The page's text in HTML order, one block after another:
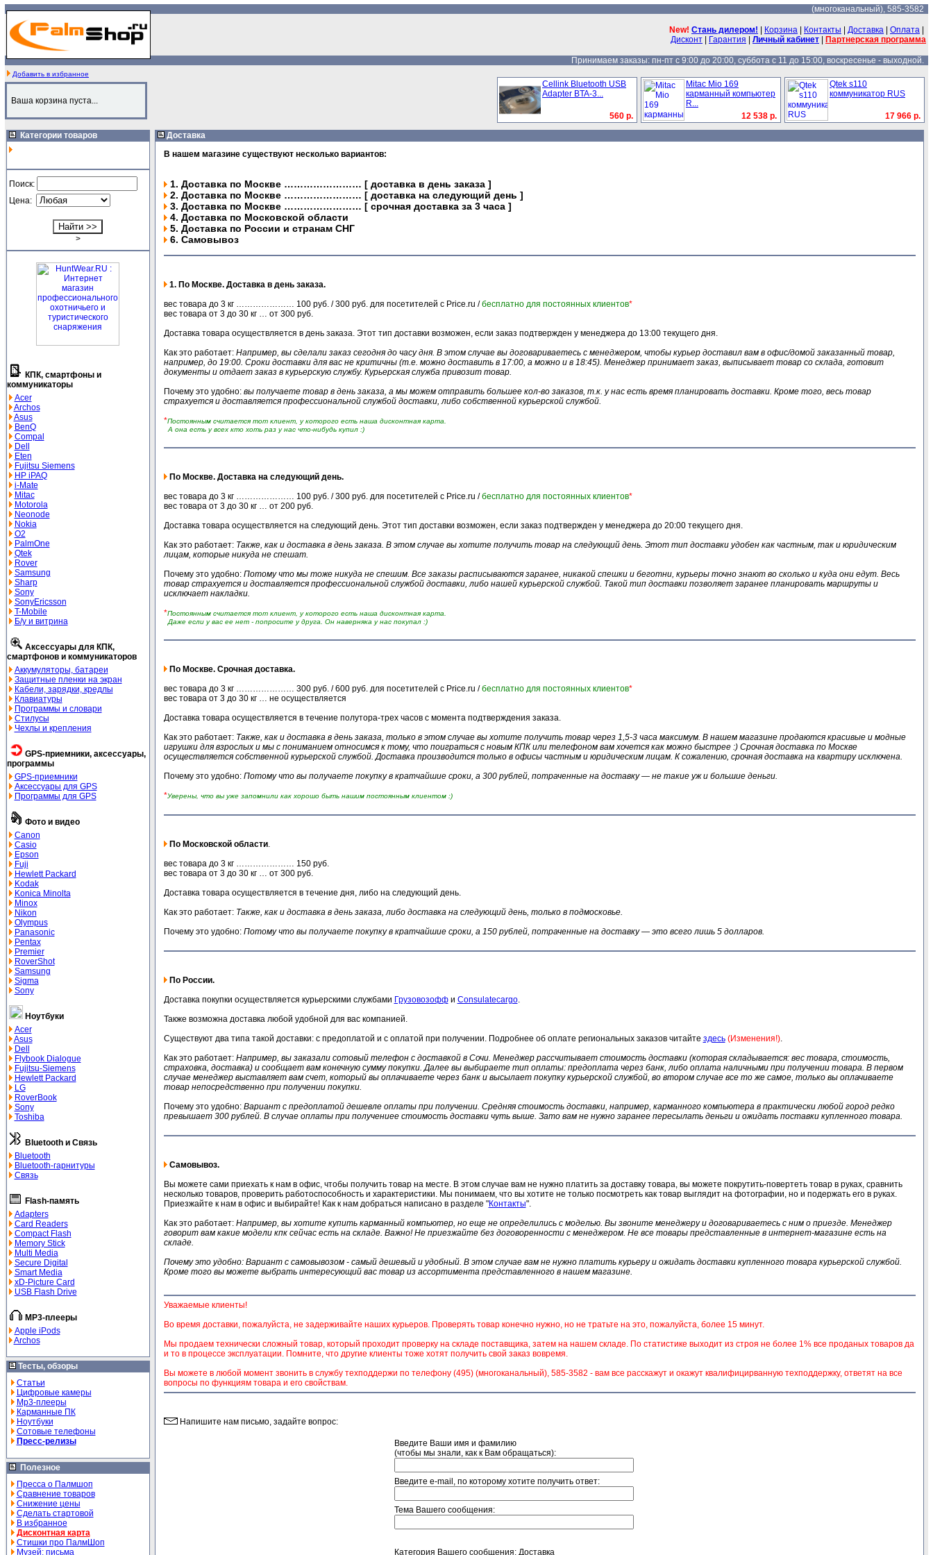
(многоканальный), 585-3582
New! Стань дилером! Корзина Контакты Доставка Оплата
Дисконт
Гарантия Личный кабинет Партнерская программа
Принимаем заказы: пн-пт с 9:00 до 20:00, суббота с 11 до 15:00, воскресенье - выходной.
Добавить в избранное
Ваша корзина пуста...
Категории товаров
Поиск:
Цена:
>
КПК, смартфоны и
коммуникаторы
Acer
Archos
Asus
BenQ
Compal
Dell
Eten
Fujitsu Siemens
HP iPAQ
i-Mate
Mitac
Motorola
Neonode
Nokia
O2
PalmOne
Qtek
Rover
Samsung
Sharp
Sony
SonyEricsson
T-Mobile
Б/у и витрина
Аксессуары для КПК,
смартфонов и коммуникаторов
Аккумуляторы, батареи
Защитные пленки на экран
Кабели, зарядки, кредлы
Клавиатуры
Программы и словари
Стилусы
Чехлы и крепления
GPS-приемники, аксессуары,
программы
GPS-приемники
Аксессуары для GPS
Программы для GPS
Фото и видео
Canon
Casio
Epson
Fuji
Hewlett Packard
Kodak
Konica Minolta
Minox
Nikon
Olympus
Panasonic
Pentax
Premier
RoverShot
Samsung
Sigma
Sony
Ноутбуки
Acer
Asus
Dell
Flybook Dialogue
Fujitsu-Siemens
Hewlett Packard
LG
RoverBook
Sony
Toshiba
Bluetooth и Связь
Bluetooth
Bluetooth-гарнитуры
Связь
Flash-память
Adapters
Card Readers
Compact Flash
Memory Stick
Multi Media
Secure Digital
Smart Media
xD-Picture Card
USB Flash Drive
MP3-плееры
Apple iPods
Archos
Тесты, обзоры
Статьи
Цифровые камеры
Mp3-плееры
Карманные ПК
Ноутбуки
Сотовые телефоны
Пресс-релизы
Полезное
Пресса о Палмшоп
Сравнение товаров
Снижение цены
Сделать стартовой
В избранное
Дисконтная карта
Стишки про ПалмШоп
Музей: письма
Cellink Bluetooth USB
Adapter BTA-3...
560 р.
Mitac Mio 169
карманный компьютер
R...
12 538 р.
Qtek s110
коммуникатор RUS
17 966 р.
Доставка
В нашем магазине существуют несколько вариантов:
1. Доставка по Москве …………………… [ доставка в день заказа ]
2. Доставка по Москве …………………… [ доставка на следующий день ]
3. Доставка по Москве …………………… [ срочная доставка за 3 часа ]
4. Доставка по Московской области
5. Доставка по России и странам СНГ
6. Самовывоз
1. По Москве. Доставка в день заказа.
вес товара до 3 кг ………………… 100 руб. / 300 руб. для посетителей с Price.ru /бесплатно для постоянных клиентов*
вес товара от 3 до 30 кг … от 300 руб.
Доставка товара осуществляется в день заказа. Этот тип доставки возможен, если заказ подтвержден у менеджера до 13:00 текущего дня.
Как это работает: Например, вы сделали заказ сегодня до часу дня. В этом случае вы договариваетесь с менеджером, чтобы курьер доставил вам в офис/домой заказанный товар,
например, до 19:00. Сроки доставки для вас не критичны (т.е. можно доставить в 17:00, а можно и в 18:45). Менеджер принимает заказ, выписывает товар со склада, готовит
документы и отдает заказ в курьерскую службу. Курьерская служба привозит товар.
Почему это удобно: вы получаете товар в день заказа, а мы можем отправить большее кол-во заказов, т.к. у нас есть время планировать доставки. Кроме того, весь товар
страхуется и доставляется профессиональной службой доставки, либо собственной курьерской службой.
*Постоянным считается тот клиент, у которого есть наша дисконтная карта.
А она есть у всех кто хоть раз у нас что-нибудь купил :)
По Москве. Доставка на следующий день.
вес товара до 3 кг ………………… 100 руб. / 300 руб. для посетителей с Price.ru /бесплатно для постоянных клиентов*
вес товара от 3 до 30 кг … от 200 руб.
Доставка товара осуществляется на следующий день. Этот тип доставки возможен, если заказ подтвержден у менеджера до 20:00 текущего дня.
Как это работает: Также, как и доставка в день заказа. В этом случае вы хотите получить товар на следующий день. Этот тип доставки удобен как частным, так и юридическим
лицам, которые никуда не спешат.
Почему это удобно: Потому что мы тоже никуда не спешим. Все заказы расписываются заранее, никакой спешки и беготни, курьеры точно знают во сколько и куда они едут. Весь
товар страхуется и доставляется профессиональной службой доставки, либо нашей курьерской службой. Такой тип доставки позволяет заранее планировать маршруты и
исключает накладки.
*Постоянным считается тот клиент, у которого есть наша дисконтная карта.
Даже если у вас ее нет - попросите у друга. Он наверняка у нас покупал :)
По Москве. Срочная доставка.
вес товара до 3 кг ………………… 300 руб. / 600 руб. для посетителей с Price.ru /бесплатно для постоянных клиентов*
вес товара от 3 до 30 кг … не осуществляется
Доставка товара осуществляется в течение полутора-трех часов с момента подтверждения заказа.
Как это работает: Также, как и доставка в день заказа, только в этом случае вы хотите получить товар через 1,5-3 часа максимум. В нашем магазине продаются красивые и модные
игрушки для взрослых и мы с пониманием относимся к тому, что поиграться с новым КПК или телефоном вам хочется как можно быстрее :) Срочная доставка по Москве
осуществляется собственной курьерской службой. Доставка производится только в офисы частным и юридическим лицам. К сожалению, срочная доставка на квартиру исключена.
Почему это удобно: Потому что вы получаете покупку в кратчайшие сроки, а 300 рублей, потраченные на доставку — не такие уж и большие деньги.
*Уверены, что вы уже запомнили как хорошо быть нашим постоянным клиентом :)
По Московской области.
вес товара до 3 кг ………………… 150 руб.
вес товара от 3 до 30 кг … от 300 руб.
Доставка товара осуществляется в течение дня, либо на следующий день.
Как это работает: Также, как и доставка в день заказа, либо доставка на следующий день, только в подмосковье.
Почему это удобно: Потому что вы получаете покупку в кратчайшие сроки, а 150 рублей, потраченные на доставку — это всего лишь 5 долларов.
По России.
Доставка покупки осуществляется курьерскими службами Грузовозоффи Consulatecargo.
Также возможна доставка любой удобной для вас компанией.
Существуют два типа такой доставки: с предоплатой и с оплатой при получении. Подробнее об оплате региональных заказов читайте здесь (Изменения!).
Как это работает: Например, вы заказали сотовый телефон с доставкой в Сочи. Менеджер рассчитывает стоимость доставки (которая складывается: вес товара, стоимость,
страховка, доставка) и сообщает вам конечную сумму покупки. Далее вы выбираете тип оплаты: предоплата через банк, либо оплата наличными при получении товара. В первом
случае менеджер выставляет вам счет, который вы оплачиваете через банк и высылает покупку курьерской службой, во втором случае все то же самое, только вы оплачиваете
товар непосредственно при получении покупки.
Почему это удобно: Вариант с предоплатой дешевле оплаты при получении. Средняя стоимость доставки, например, карманного компьютера в практически любой город редко
превышает 300 рублей. В случае оплаты при получениее стоимость доставки чуть выше. Зато вам не нужно заранее пересылать деньги и ожидать поставки купленного товара.
Самовывоз.
Вы можете сами приехать к нам в офис, чтобы получить товар на месте. В этом случае вам не нужно платить за доставку товара, вы можете покрутить-повертеть товар в руках, сравнить
несколько товаров, проверить работоспособность и характеристики. Мы понимаем, что вы хотите не только посмотреть как товар выглядит на фотографии, но и подержать его в руках.
Приезжайте к нам в офис и выбирайте! Как к нам добраться написано в разделе "Контакты".
Как это работает: Например, вы хотите купить карманный компьютер, но еще не определились с моделью. Вы звоните менеджеру и договариваетесь с ним о приезде. Менеджер
говорит вам какие модели кпк сейчас есть на складе. Важно! Не приезжайте без договоренности с менеджером. Не все товары представленные в интернет-магазине есть на
складе.
Почему это удобно: Вариант с самовывозом - самый дешевый и удобный. В этом случае вам не нужно платить курьеру и ожидать доставки купленного товара курьерской службой.
Кроме того вы можете выбрать интересующий вас товар из ассортимента представленного в нашем магазине.
Уважаемые клиенты!
Во время доставки, пожалуйста, не задерживайте наших курьеров. Проверять товар конечно нужно, но не тратьте на это, пожалуйста, более 15 минут.
Мы продаем технически сложный товар, который проходит проверку на складе поставщика, затем на нашем складе. По статистике выходит из строя не более 1% все проданых товаров да
и то в процессе эксплуатации. Помните, что другие клиенты тоже хотят получить свой заказ вовремя.
Вы можете в любой момент звонить в службу техподдержи по телефону (495) (многоканальный), 585-3582 - вам все расскажут и окажут квалифицирванную техподдержку, ответят на все
вопросы по функциям товара и его свойствам.
Напишите нам письмо, задайте вопрос:
Введите Ваши имя и фамилию
(чтобы мы знали, как к Вам обращаться):
Введите e-mail, по которому хотите получить ответ:
Тема Вашего сообщения:
Категория Вашего сообщения: Доставка